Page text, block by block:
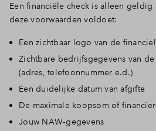
Een financiële check is alleen geldig
deze voorwaarden voldoet:
Een zichtbaar logo van de
Zichtbare bedrijfsgegevens van
(adres, telefoonnummer e.d.)
Een duidelijke datum van afgifte
De maximale koopsom of
Jouw NAW‑gegevens